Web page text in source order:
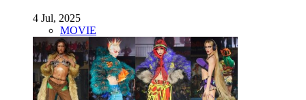
4 Jul, 2025
MOVIE